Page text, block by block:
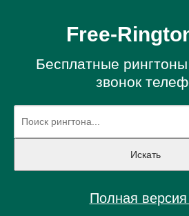
Free-
Бесплатные
звонок
Полная версия